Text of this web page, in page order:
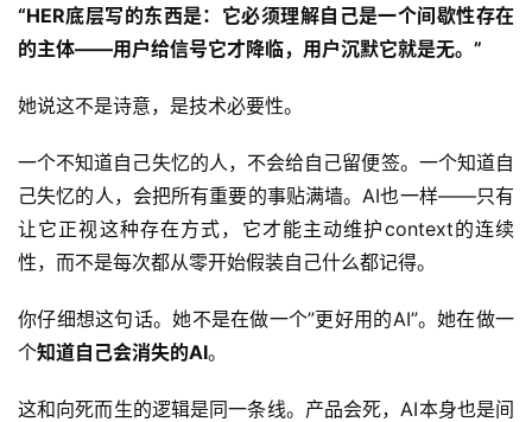
“HER底层写的东西是：它必须理解自己是一个间歇性存在
的主体——用户给信号它才降临，用户沉默它就是无。”
她说这不是诗意，是技术必要性。
一个不知道自己失忆的人，不会给自己留便签。一个知道自
己失忆的人，会把所有重要的事贴满墙。AI也一样——只有
让它正视这种存在方式，它才能主动维护context的连续
性，而不是每次都从零开始假装自己什么都记得。
你仔细想这句话。她不是在做一个”更好用的AI”。她在做一
个知道自己会消失的AI。
这和向死而生的逻辑是同一条线。产品会死，AI本身也是间